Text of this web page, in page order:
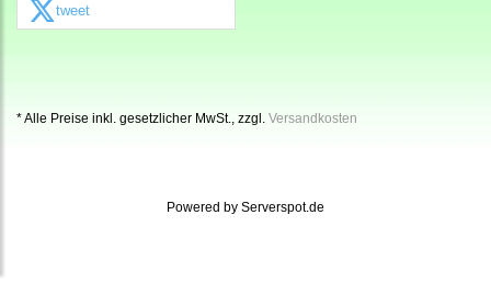
tweet
* Alle Preise inkl. gesetzlicher MwSt., zzgl. Versandkosten
Powered by Serverspot.de